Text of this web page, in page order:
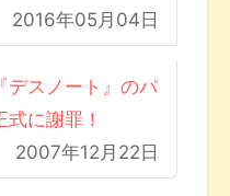
2016年05月04日
デスノート』のパ
に謝罪！
2007年12月22日